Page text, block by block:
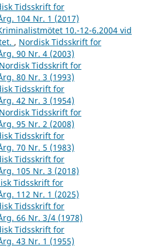
Tidsskrift for
104 Nr. 1 (2017)
10.-12-6.2004 vid
, Nordisk Tidsskrift for
90 Nr. 4 (2003)
Nordisk Tidsskrift for
80 Nr. 3 (1993)
Tidsskrift for
42 Nr. 3 (1954)
Nordisk Tidsskrift for
95 Nr. 2 (2008)
Tidsskrift for
70 Nr. 5 (1983)
Tidsskrift for
105 Nr. 3 (2018)
Tidsskrift for
112 Nr. 1 (2025)
Tidsskrift for
66 Nr. 3/4 (1978)
Tidsskrift for
43 Nr. 1 (1955)